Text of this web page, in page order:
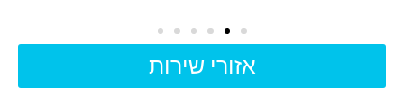
אזורי שירות